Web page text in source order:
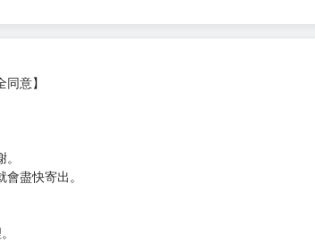
待過，談了一場又一場錯誤的戀愛。
幸福的模樣令他感到十分羨慕。
——。